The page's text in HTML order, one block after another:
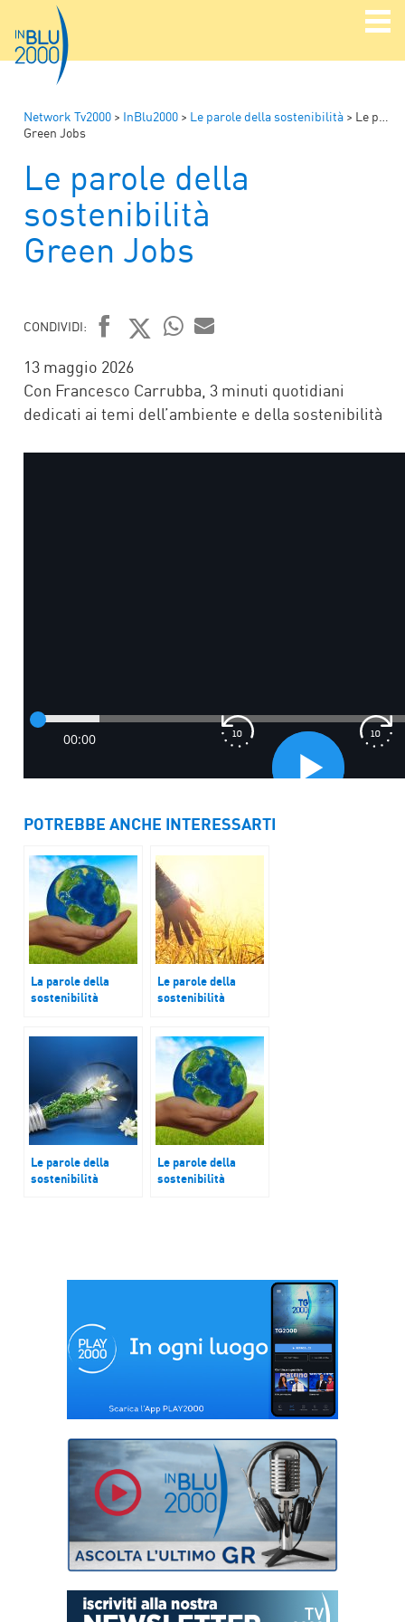
Network Tv2000 > InBlu2000 > Le parole della sostenibilità > Le parole della sostenibilità
Green Jobs
Le parole della
sostenibilità
Green Jobs
CONDIVIDI:
FACEBOOK
TWITTER
13 maggio 2026
Con Francesco Carrubba, 3 minuti quotidiani
dedicati ai temi dell’ambiente e della sostenibilità
POTREBBE ANCHE INTERESSARTI
La parole della
sostenibilità
Le parole della
sostenibilità
Le parole della
sostenibilità
Le parole della
sostenibilità